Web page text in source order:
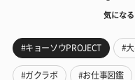
気にな
#キョーソウPROJECT #
#ガクラボ #お仕事図鑑